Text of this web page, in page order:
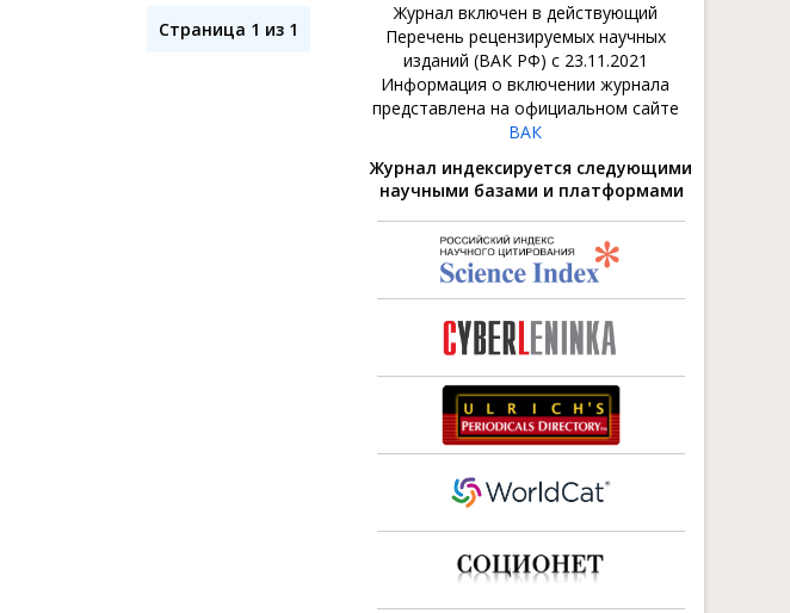
Страница 1 из 1
Журнал включен в действующий
Перечень рецензируемых научных
изданий (ВАК РФ) с 23.11.2021
Информация о включении журнала
представлена на официальном сайте
ВАК
Журнал индексируется следующими
научными базами и платформами